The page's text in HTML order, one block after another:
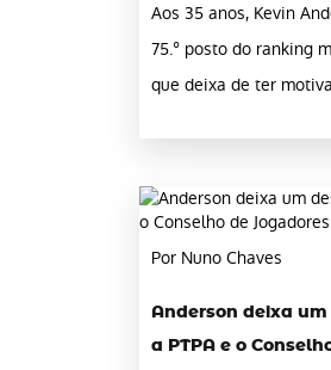
Aos 35 anos, Kevin
75.º posto do ranking
que deixa de ter
Por Nuno Chaves
Anderson deixa um
a PTPA e o